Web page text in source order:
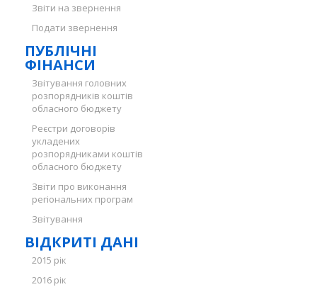
Звіти на звернення
Подати звернення
ПУБЛІЧНІ
ФІНАНСИ
Звітування головних
розпорядників коштів
обласного бюджету
Реєстри договорів
укладених
розпорядниками коштів
обласного бюджету
Звіти про виконання
регіональних програм
Звітування
ВІДКРИТІ ДАНІ
2015 рік
2016 рік